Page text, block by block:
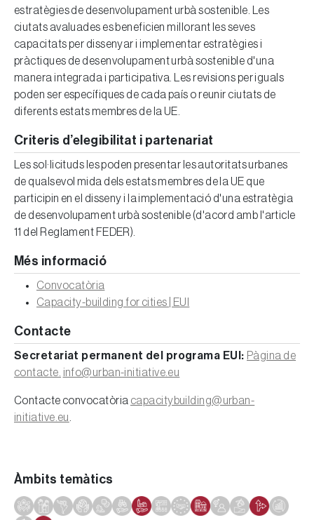
estratègies de desenvolupament urbà sostenible. Les
ciutats avaluades es beneficien millorant les seves
capacitats per dissenyar i implementar estratègies i
pràctiques de desenvolupament urbà sostenible d'una
manera integrada i participativa. Les revisions per iguals
poden ser específiques de cada país o reunir ciutats de
diferents estats membres de la UE.
Criteris d’elegibilitat i partenariat
Les sol·licituds les poden presentar les autoritats urbanes
de qualsevol mida dels estats membres de la UE que
participin en el disseny i la implementació d'una estratègia
de desenvolupament urbà sostenible (d'acord amb l'article
11 del Reglament FEDER).
Més informació
Convocatòria
Capacity-building for cities | EUI
Contacte
Secretariat permanent del programa EUI: Pàgina de
contacte. info@urban-initiative.eu
Contacte convocatòria capacitybuilding@urban-
initiative.eu
Àmbits temàtics